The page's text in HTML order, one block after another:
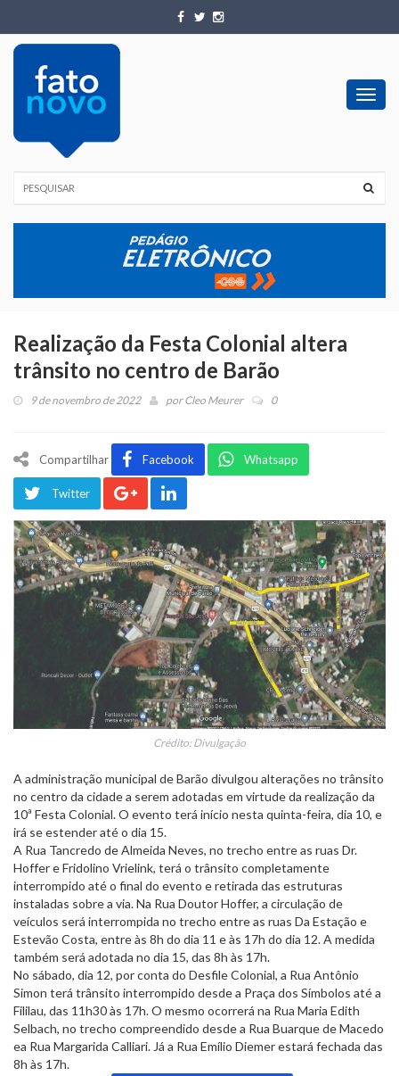
Realização da Festa Colonial altera
trânsito no centro de Barão
9 de novembro de 2022 porCleo Meurer 0
Compartilhar Facebook Whatsapp
Twitter
Crédito: Divulgação
A administração municipal de Barão divulgou alterações no trânsito
no centro da cidade a serem adotadas em virtude da realização da
10ª Festa Colonial. O evento terá início nesta quinta-feira, dia 10, e
irá se estender até o dia 15.
A Rua Tancredo de Almeida Neves, no trecho entre as ruas Dr.
Hoffer e Fridolino Vrielink, terá o trânsito completamente
interrompido até o final do evento e retirada das estruturas
instaladas sobre a via. Na Rua Doutor Hoffer, a circulação de
veículos será interrompida no trecho entre as ruas Da Estação e
Estevão Costa, entre às 8h do dia 11 e às 17h do dia 12. A medida
também será adotada no dia 15, das 8h às 17h.
No sábado, dia 12, por conta do Desfile Colonial, a Rua Antônio
Simon terá trânsito interrompido desde a Praça dos Símbolos até a
Fililau, das 11h30 às 17h. O mesmo ocorrerá na Rua Maria Edith
Selbach, no trecho compreendido desde a Rua Buarque de Macedo
ea Rua Margarida Calliari. Já a Rua Emílio Diemer estará fechada das
8h às 17h.